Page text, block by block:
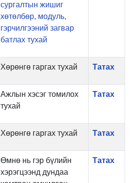
сургалтын жишиг
хөтөлбөр, модуль,
гэрчилгээний загвар
батлах тухай
Хөрөнгө гаргах тухай Татах
Ажлын хэсэг томилох
тухай
Татах
Хөрөнгө гаргах тухай Татах
Өмнө нь гэр бүлийн
хэрэгцээнд дундаа
Татах